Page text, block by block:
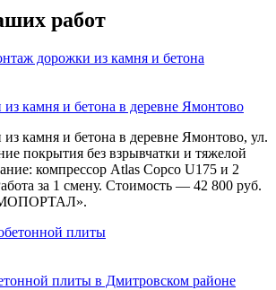
работ
камня и бетона в деревне Ямонтово
камня и бетона в деревне Ямонтово, ул.
покрытия без взрывчатки и тяжелой
компрессор Atlas Copco U175 и 2
за 1 смену. Стоимость — 42 800 руб.
плиты в Дмитровском районе